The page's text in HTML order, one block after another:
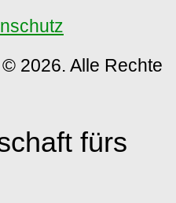
2026. Alle Rechte
fürs